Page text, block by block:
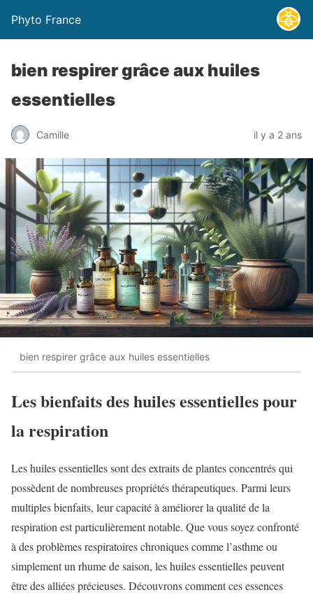
Phyto France
bien respirer grâce aux huiles
essentielles
Camille il y a 2 ans
bien respirer grâce aux huiles essentielles
Les bienfaits des huiles essentielles pour
la respiration
Les huiles essentielles sont des extraits de plantes concentrés qui
possèdent de nombreuses propriétés thérapeutiques. Parmi leurs
multiples bienfaits, leur capacité à améliorer la qualité de la
respiration est particulièrement notable. Que vous soyez confronté
à des problèmes respiratoires chroniques comme l’asthme ou
simplement un rhume de saison, les huiles essentielles peuvent
être des alliées précieuses. Découvrons comment ces essences